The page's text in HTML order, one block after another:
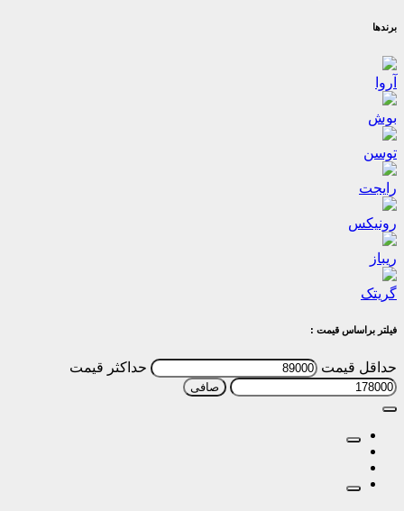
برندها
آروا
بوش
توسن
رایجت
رونیکس
ریباز
گریتک
فیلتر براساس قیمت :
حداقل قیمت حداكثر قيمت
صافی